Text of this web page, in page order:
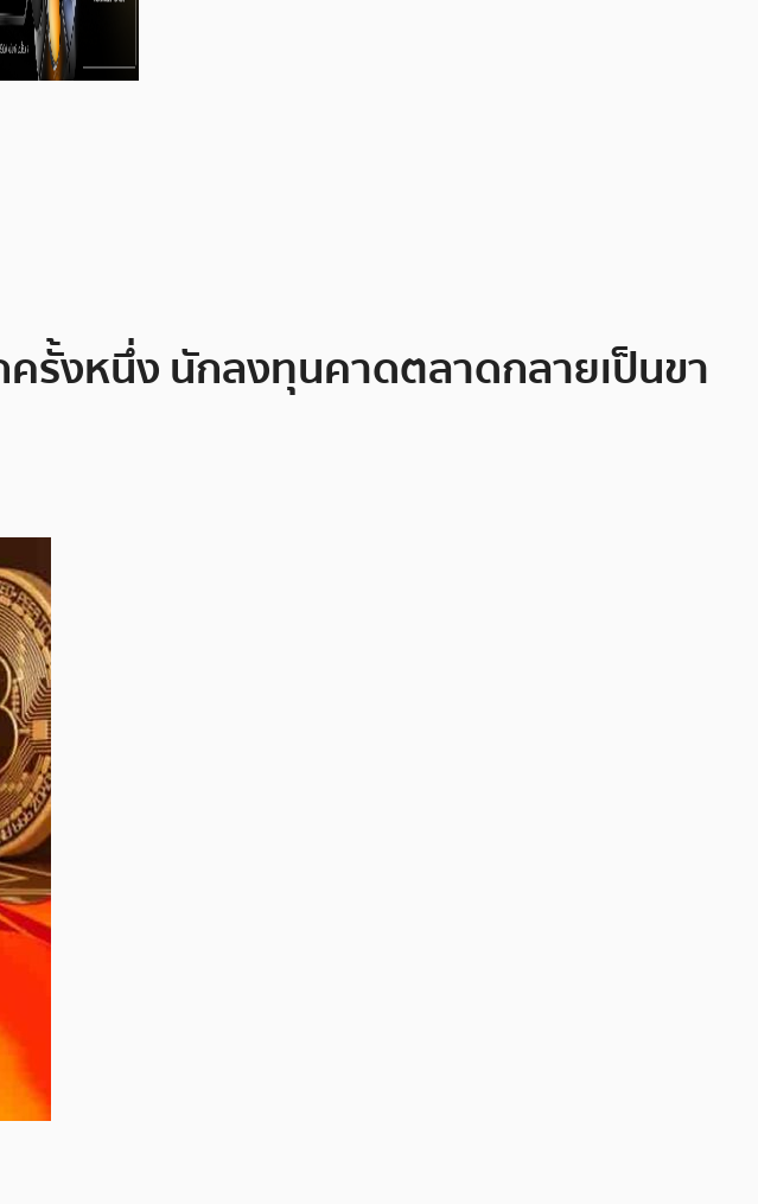
ครั้งหนึ่ง นักลงทุนคาดตลาดกลายเป็นขา